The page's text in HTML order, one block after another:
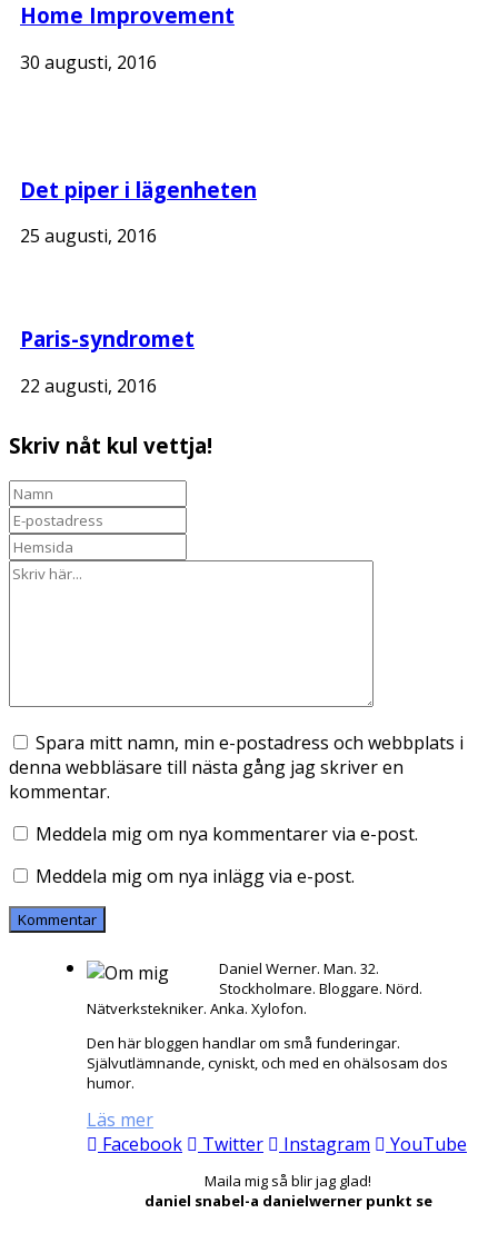
Home Improvement
30 augusti, 2016
Det piper i lägenheten
25 augusti, 2016
Paris-syndromet
22 augusti, 2016
Skriv nåt kul vettja!
Spara mitt namn, min e-postadress och webbplats i
denna webbläsare till nästa gång jag skriver en
kommentar.
Meddela mig om nya kommentarer via e-post.
Meddela mig om nya inlägg via e-post.
Daniel Werner. Man. 32.
Stockholmare. Bloggare. Nörd.
Nätverkstekniker. Anka. Xylofon.
Den här bloggen handlar om små funderingar.
Självutlämnande, cyniskt, och med en ohälsosam dos
humor.
Läs mer
Facebook
Twitter Instagram YouTube
Maila mig så blir jag glad!
daniel snabel-a danielwerner punkt se